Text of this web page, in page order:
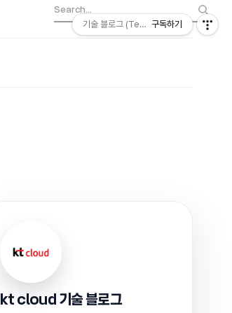
kt cloud 기술 블로그
기술 블로그 (Tech) | kt cloud
구독하기